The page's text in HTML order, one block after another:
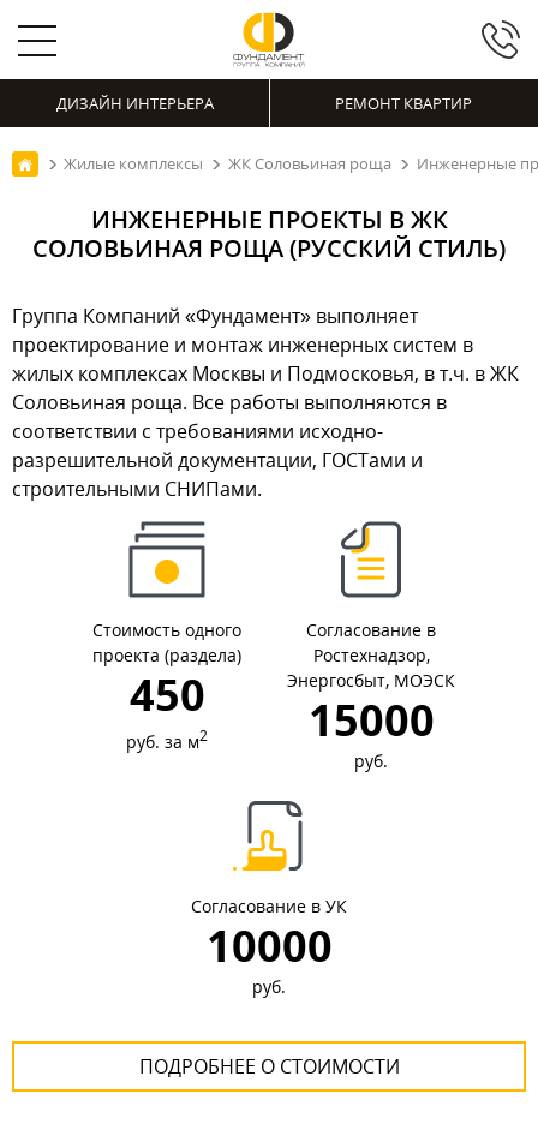
ДИЗАЙН ИНТЕРЬЕРА РЕМОНТ КВАРТИР
Жилые комплексы ЖК Соловьиная роща Инженерные
ИНЖЕНЕРНЫЕ ПРОЕКТЫ В ЖК
СОЛОВЬИНАЯ РОЩА (РУССКИЙ СТИЛЬ)
Группа Компаний «Фундамент» выполняет
проектирование и монтаж инженерных систем в
жилых комплексах Москвы и Подмосковья, в т.ч. в ЖК
Соловьиная роща. Все работы выполняются в
соответствии с требованиями исходно-
разрешительной документации, ГОСТами и
строительными СНИПами.
Стоимость одного
проекта (раздела)
450
руб. за м2
Согласование в
Ростехнадзор,
Энергосбыт, МОЭСК
15000
руб.
Согласование в УК
10000
руб.
ПОДРОБНЕЕ О СТОИМОСТИ